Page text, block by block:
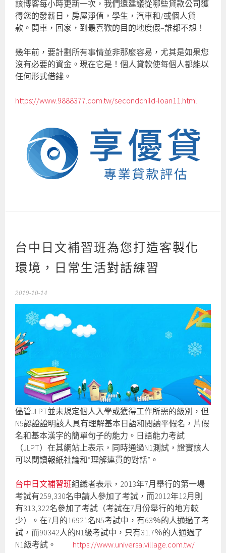
該博客每小時更新一次，我們還建議從哪些貸款公司獲
得您的發薪日，房屋淨值，學生，汽車和/或個人貸
款。開車，回家，到最喜歡的目的地度假–誰都不想！
幾年前，要計劃所有事情並非那麼容易，尤其是如果您
沒有必要的資金。現在它是！個人貸款使每個人都能以
任何形式借錢。
https://www.9888377.com.tw/secondchild-loan11.html
台中日文補習班為您打造客製化
環境，日常生活對話練習
2019-10-14
儘管JLPT並未規定個人入學或獲得工作所需的級別，但
N5認證證明該人具有理解基本日語和閱讀平假名，片假
名和基本漢字的簡單句子的能力。日語能力考試
（JLPT）在其網站上表示，同時通過N1測試，證實該人
可以閱讀報紙社論和“理解連貫的對話”。
台中日文補習班組織者表示，2013年7月舉行的第一場
考試有259,330名申請人參加了考試，而2012年12月則
有313,322名參加了考試（考試在7月份舉行的地方較
少）。在7月的16921名N5考試中，有63％的人通過了考
試，而90342人的N1級考試中，只有31.7％的人通過了
N1級考試。 https://www.universalvillage.com.tw/